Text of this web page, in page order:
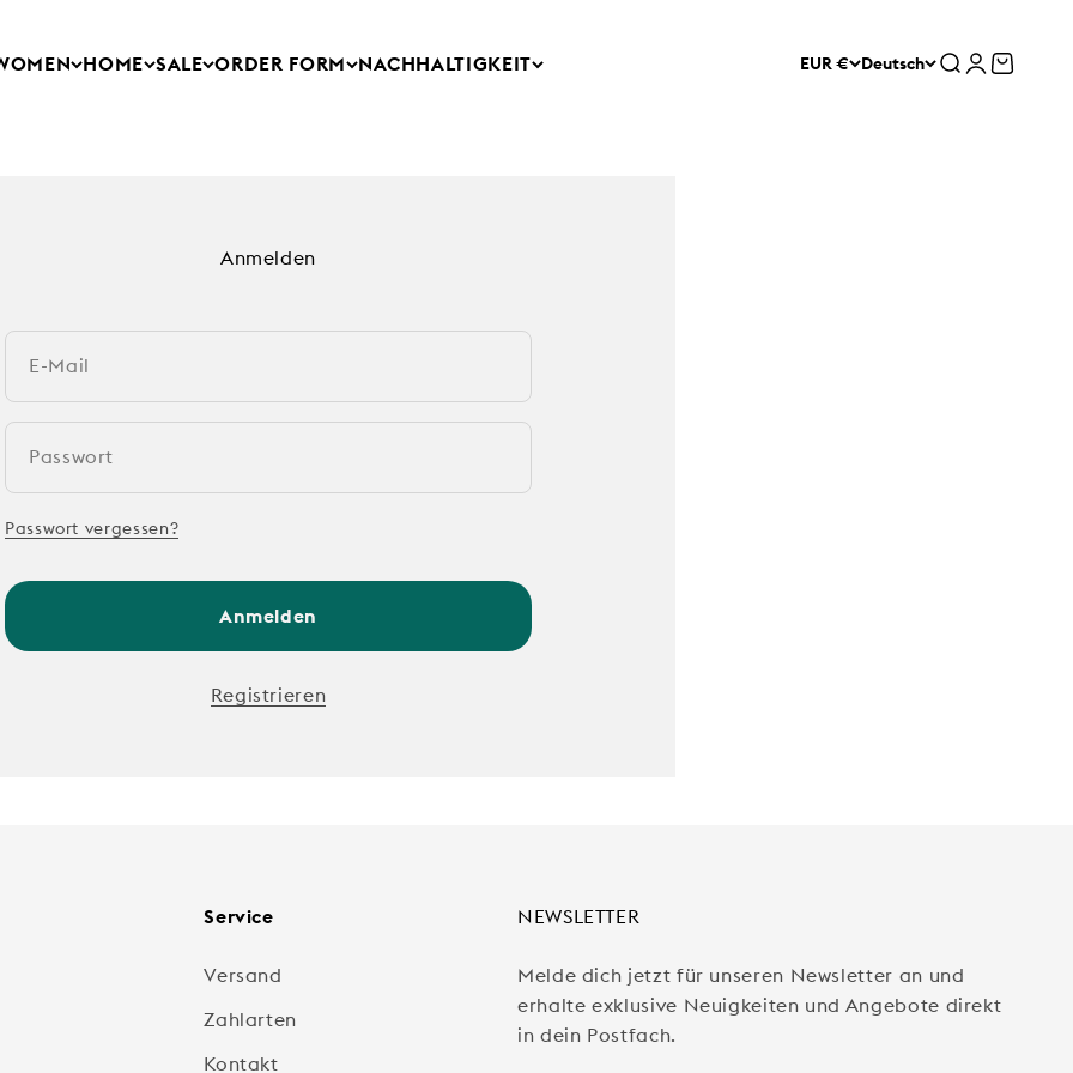
HOME SALE ORDER FORM NACHHALTIGKEIT EUR € Deutsch SucheAnmelden
Anmelden
E-Mail
Passwort
Passwort vergessen?
Anmelden
Registrieren
Service
Versand
Zahlarten
Kontakt
NEWSLETTER
Melde dich jetzt für unseren Newsletter an und
erhalte exklusive Neuigkeiten und Angebote direkt
in dein Postfach.